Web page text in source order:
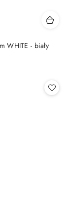
WHITE - biały